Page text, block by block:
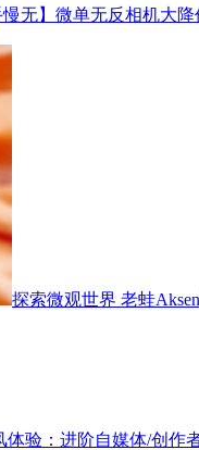
慢无】微单无反相机大
探索微观世界 老蛙
体验：进阶自媒体/创作